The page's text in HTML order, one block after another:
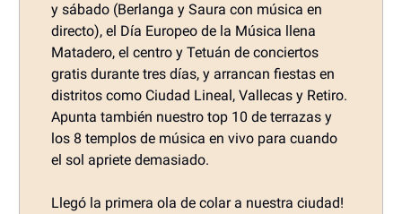
y sábado (Berlanga y Saura con música en
directo), el Día Europeo de la Música llena
Matadero, el centro y Tetuán de conciertos
gratis durante tres días, y arrancan fiestas en
distritos como Ciudad Lineal, Vallecas y Retiro.
Apunta también nuestro top 10 de terrazas y
los 8 templos de música en vivo para cuando
el sol apriete demasiado.
Llegó la primera ola de colar a nuestra ciudad!